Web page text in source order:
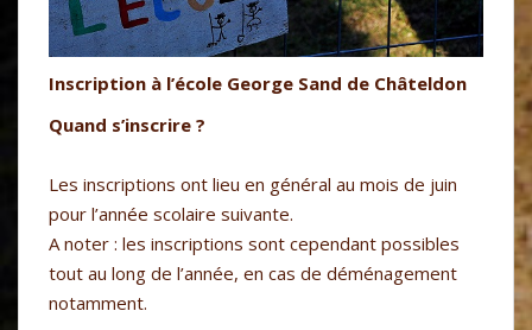
Inscription à l’école George Sand de Châteldon
Quand s’inscrire ?
Les inscriptions ont lieu en général au mois de juin
pour l’année scolaire suivante.
A noter : les inscriptions sont cependant possibles
tout au long de l’année, en cas de déménagement
notamment.